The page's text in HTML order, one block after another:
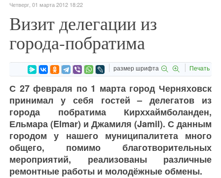
Четверг, 01 марта 2012 18:22
Визит делегации из
города-побратима
размер шрифта Печать
С 27 февраля по 1 марта город Черняховск
принимал у себя гостей – делегатов из
города побратима Кирххаймболанден,
Ельмара (Elmar) и Джамиля (Jamil). С данным
городом у нашего муниципалитета много
общего, помимо благотворительных
мероприятий, реализованы различные
ремонтные работы и молодёжные обмены.